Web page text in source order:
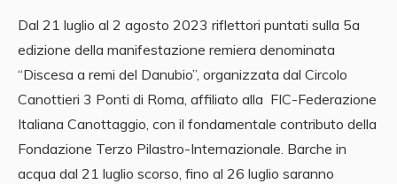
Dal 21 luglio al 2 agosto 2023 riflettori puntati sulla 5a
edizione della manifestazione remiera denominata
“Discesa a remi del Danubio”, organizzata dal Circolo
Canottieri 3 Ponti di Roma, affiliato alla FIC-Federazione
Italiana Canottaggio, con il fondamentale contributo della
Fondazione Terzo Pilastro-Internazionale. Barche in
acqua dal 21 luglio scorso, fino al 26 luglio saranno